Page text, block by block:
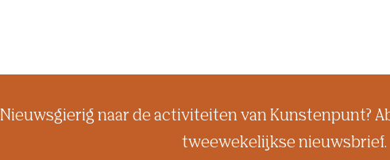
Nieuwsgierig naar de activiteiten van Kunstenpunt?
tweewekelijkse nieuwsbrief.